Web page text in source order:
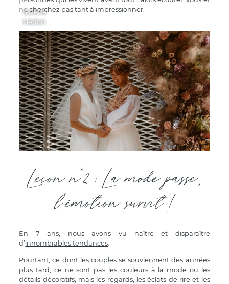
ne cherchez pas tant à impressionner.
:
Silvène
Hédon
Leçon n°2 : La mode passe,
l'émotion survit !
En 7 ans, nous avons vu naître et disparaître
d’innombrables tendances
Pourtant, ce dont les couples se souviennent des années
plus tard, ce ne sont pas les couleurs à la mode ou les
détails décoratifs, mais les regards, les éclats de rire et les